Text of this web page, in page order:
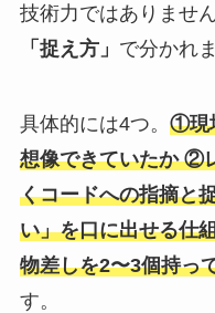
技術力ではありません
「捉え方」 で分かれま
具体的には4つ。 ①現
想像できていたか ②
くコードへの指摘と
い」を口に出せる仕
物差しを2〜3個持っ
す。